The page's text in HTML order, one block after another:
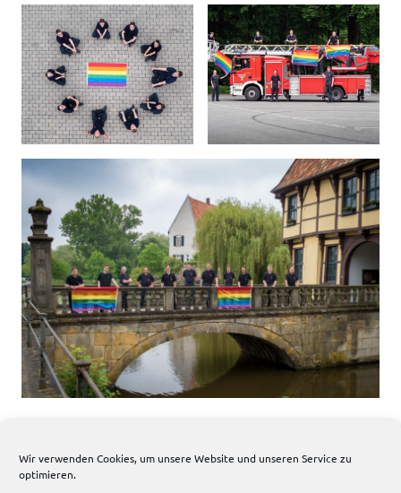
Wir verwenden Cookies, um unsere Website und unseren Service zu
optimieren.
483 total views, 1 views today